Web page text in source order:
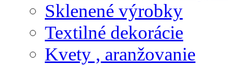
Sklenené výrobky
Textilné dekorácie
Kvety , aranžovanie